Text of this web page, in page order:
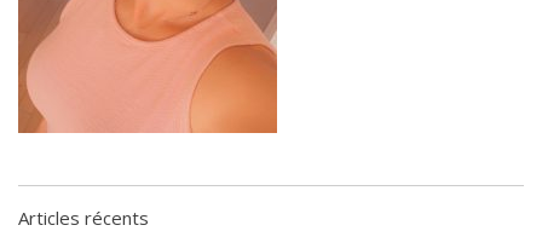
de solidarité
Futurpreneur
Documentation
Articles récents